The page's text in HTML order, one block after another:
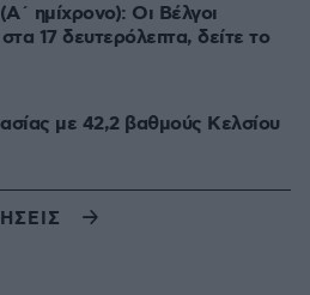
ημίχρονο): Οι Βέλγοι
17 δευτερόλεπτα, δείτε το
με 42,2 βαθμούς Κελσίου